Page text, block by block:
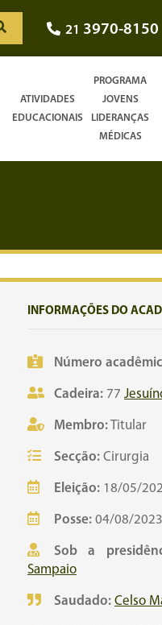
21 3970-8150
ATIVIDADES
EDUCACIONAIS
PROGRAMA
JOVENS
LIDERANÇAS
MÉDICAS
INFORMAÇÕES DO
Número
Cadeira: 77
Membro:Titular
Secção: Cirurgia
Eleição: 18/05/
Posse: 04/08/2023
Sob a
Sampaio
Saudado: Celso